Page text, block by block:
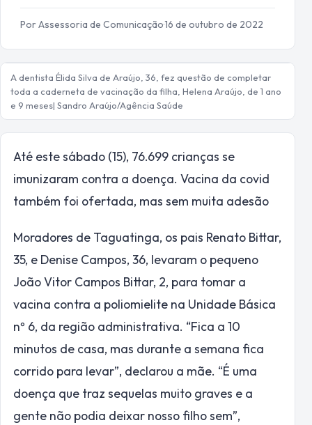
Por Assessoria de Comunicação·16 de outubro de 2022
A dentista Élida Silva de Araújo, 36, fez questão de completar
toda a caderneta de vacinação da filha, Helena Araújo, de 1 ano
e 9 meses| Sandro Araújo/Agência Saúde
Até este sábado (15), 76.699 crianças se
imunizaram contra a doença. Vacina da covid
também foi ofertada, mas sem muita adesão
Moradores de Taguatinga, os pais Renato Bittar,
35, e Denise Campos, 36, levaram o pequeno
João Vitor Campos Bittar, 2, para tomar a
vacina contra a poliomielite na Unidade Básica
nº 6, da região administrativa. “Fica a 10
minutos de casa, mas durante a semana fica
corrido para levar”, declarou a mãe. “É uma
doença que traz sequelas muito graves e a
gente não podia deixar nosso filho sem”,